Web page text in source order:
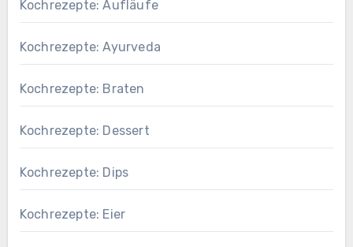
Kochrezepte: Aufläufe
Kochrezepte: Ayurveda
Kochrezepte: Braten
Kochrezepte: Dessert
Kochrezepte: Dips
Kochrezepte: Eier